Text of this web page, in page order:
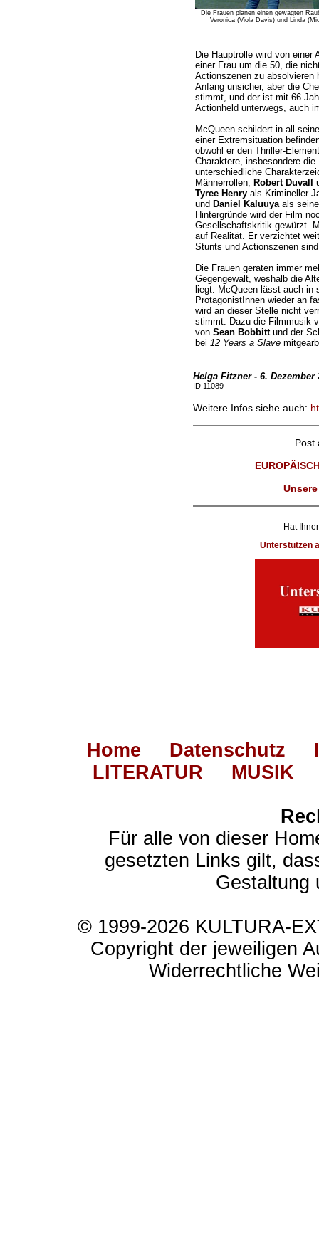
Die Frauen planen einen gewagten
Veronica (Viola Davis) und Linda
Die Hauptrolle wird von einer
einer Frau um die 50, die
Actionszenen zu absolvieren
Anfang unsicher, aber die
stimmt, und der ist mit 66
Actionheld unterwegs, auch
McQueen schildert in all
einer Extremsituation
obwohl er den Thriller-
Charaktere, insbesondere
unterschiedliche
Männerrollen, Robert Duvall
Tyree Henryals Krimineller
und Daniel Kaluuyaals seine
Hintergründe wird der Film
Gesellschaftskritik gewürzt.
auf Realität. Er verzichtet
Stunts und Actionszenen
Die Frauen geraten immer
Gegengewalt, weshalb die
liegt. McQueen lässt auch in
ProtagonistInnen wieder an
wird an dieser Stelle nicht
stimmt. Dazu die Filmmusik
von Sean Bobbittund der
bei 12 Years a Slave
Helga Fitzner - 6. Dezember
ID 11089
Weitere Infos siehe auch:
Post
Hat
Unterstützen
Home Datenschutz
LITERATUR
MUSIK
Für alle von dieser
gesetzten Links gilt,
Gestaltung
© 1999-2026 KULTURA-
Copyright der jeweiligen
Widerrechtliche